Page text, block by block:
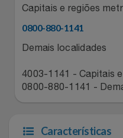
Óculos
Páscoa
Oster
Ponto Frio
Capitais e regiões
0800-880-1141
Demais localidades
4003-1141 - Capitais
0800-880-1141 -
Características